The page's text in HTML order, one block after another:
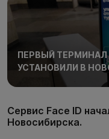
ПЕРВЫЙ
УСТАНОВИЛИ В
Сервис Face ID
Новосибирска.